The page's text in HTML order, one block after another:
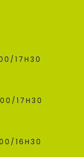
17H30
17H30
16H30